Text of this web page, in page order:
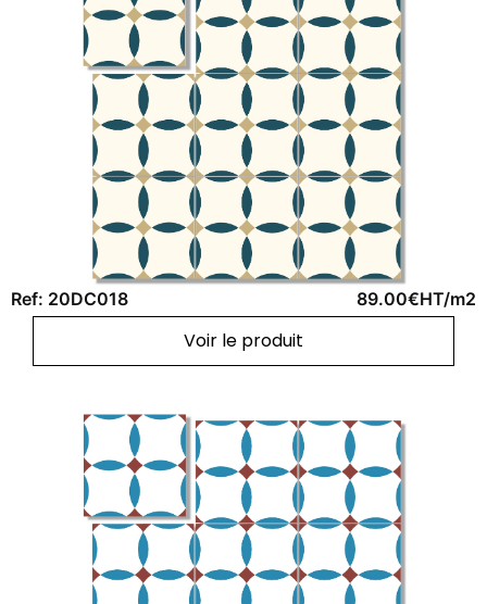
Ref: 20DC018 89.00€HT/m2
Voir le produit